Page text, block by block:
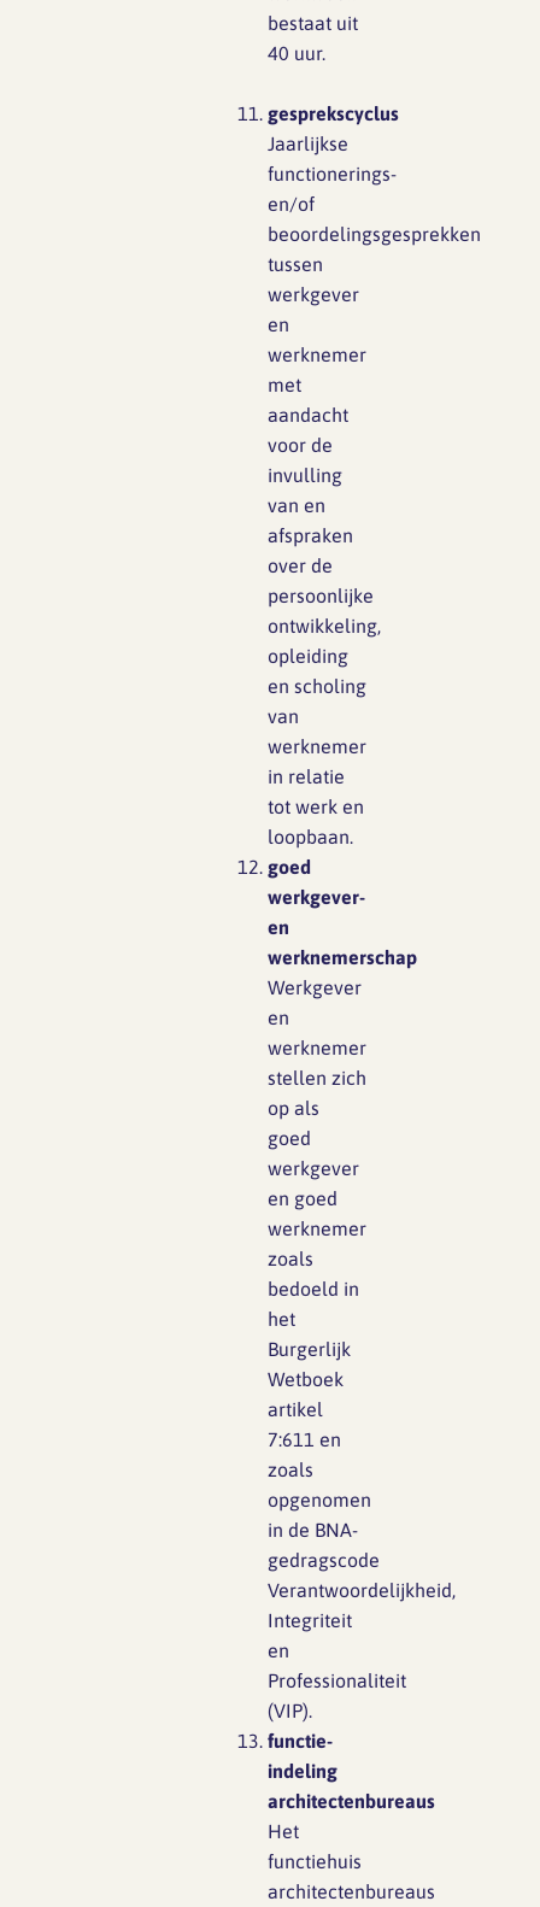
bestaat uit
40 uur.
gesprekscyclus
Jaarlijkse
functionerings-
en/of
beoordelingsgesprekken
tussen
werkgever
en
werknemer
met
aandacht
voor de
invulling
van en
afspraken
over de
persoonlijke
ontwikkeling,
opleiding
en scholing
van
werknemer
in relatie
tot werk en
loopbaan.
goed
werkgever-
en
werknemerschap
Werkgever
en
werknemer
stellen zich
op als
goed
werkgever
en goed
werknemer
zoals
bedoeld in
het
Burgerlijk
Wetboek
artikel
7:611 en
zoals
opgenomen
in de BNA-
gedragscode
Verantwoordelijkheid,
Integriteit
en
Professionaliteit
(VIP).
functie-
indeling
architectenbureaus
Het
functiehuis
architectenbureaus